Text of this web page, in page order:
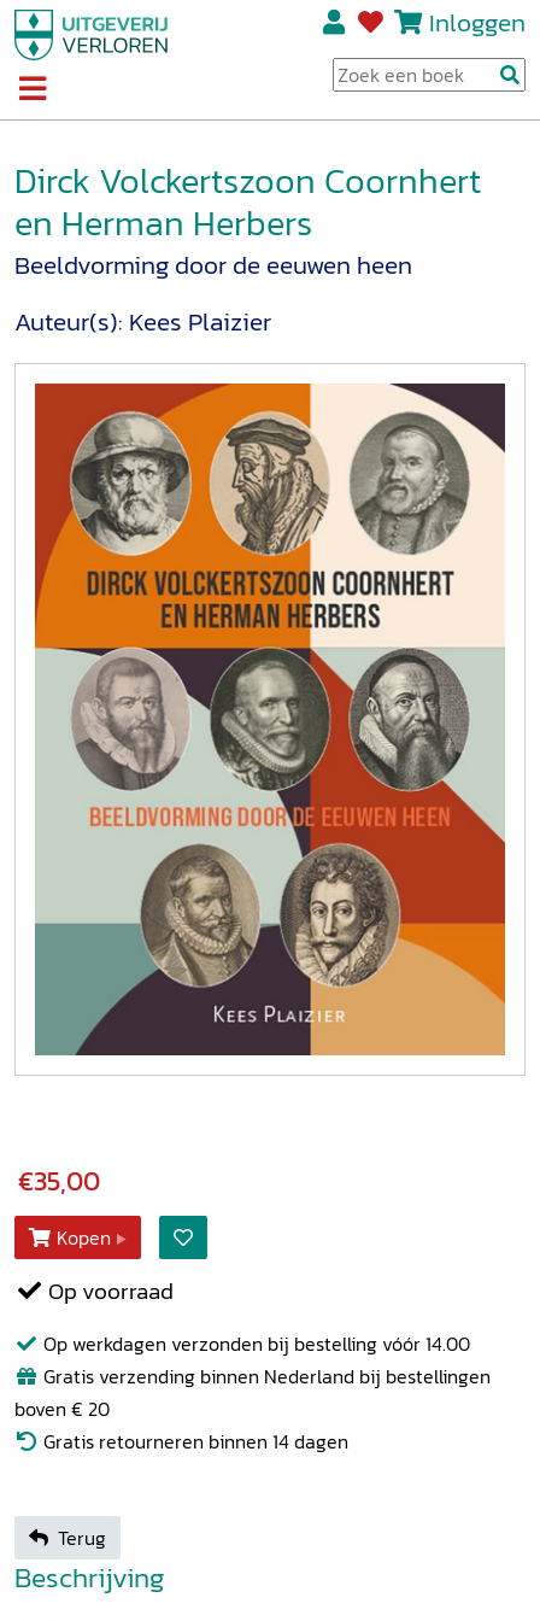
Inloggen
Dirck Volckertszoon Coornhert
en Herman Herbers
Beeldvorming door de eeuwen heen
Auteur(s): Kees Plaizier
€35,00
Kopen
Op voorraad
Op werkdagen verzonden bij bestelling vóór 14.00
Gratis verzending binnen Nederland bij bestellingen
boven € 20
Gratis retourneren binnen 14 dagen
Terug
Beschrijving